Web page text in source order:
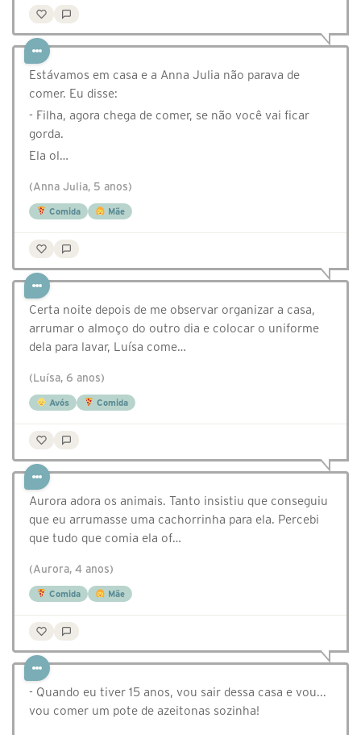
Estávamos em casa e a Anna Julia não parava de
comer. Eu disse:
- Filha, agora chega de comer, se não você vai ficar
gorda.
Ela ol…
(Anna Julia, 5 anos)
Comida Mãe
Certa noite depois de me observar organizar a casa,
arrumar o almoço do outro dia e colocar o uniforme
dela para lavar, Luísa come…
(Luísa, 6 anos)
Avós Comida
Aurora adora os animais. Tanto insistiu que conseguiu
que eu arrumasse uma cachorrinha para ela. Percebi
que tudo que comia ela of…
(Aurora, 4 anos)
Comida Mãe
- Quando eu tiver 15 anos, vou sair dessa casa e vou...
vou comer um pote de azeitonas sozinha!